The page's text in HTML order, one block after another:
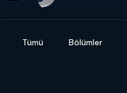
Tümü Bölümler